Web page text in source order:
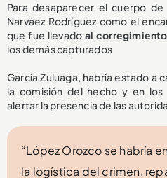
Para desaparecer el cuerpo de
Narváez Rodríguez como el
que fue llevado al
los demás capturados
García Zuluaga, habría estado a
la comisión del hecho y en
alertar la presencia de las
“López Orozco se habría
la logística del crimen,